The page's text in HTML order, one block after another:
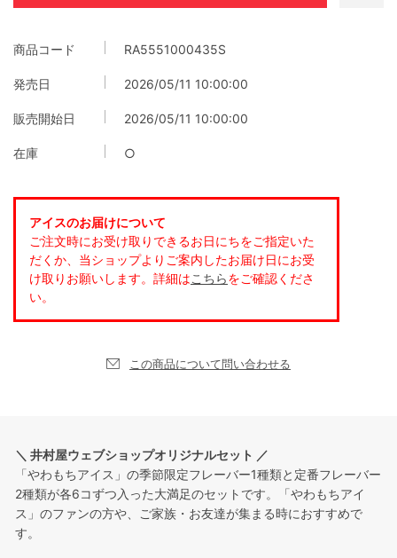
商品コード RA5551000435S
発売日 2026/05/11 10:00:00
販売開始日 2026/05/11 10:00:00
在庫 ○
この商品について問い合わせる
＼ 井村屋ウェブショップオリジナルセット ／
「やわもちアイス」の季節限定フレーバー1種類と定番フレーバー
2種類が各6コずつ入った大満足のセットです。「やわもちアイ
ス」のファンの方や、ご家族・お友達が集まる時におすすめで
す。
アイスのお届けについて
ご注文時にお受け取りできるお日にちをご指定いた
だくか、当ショップよりご案内したお届け日にお受
け取りお願いします。詳細はこちらをご確認くださ
い。